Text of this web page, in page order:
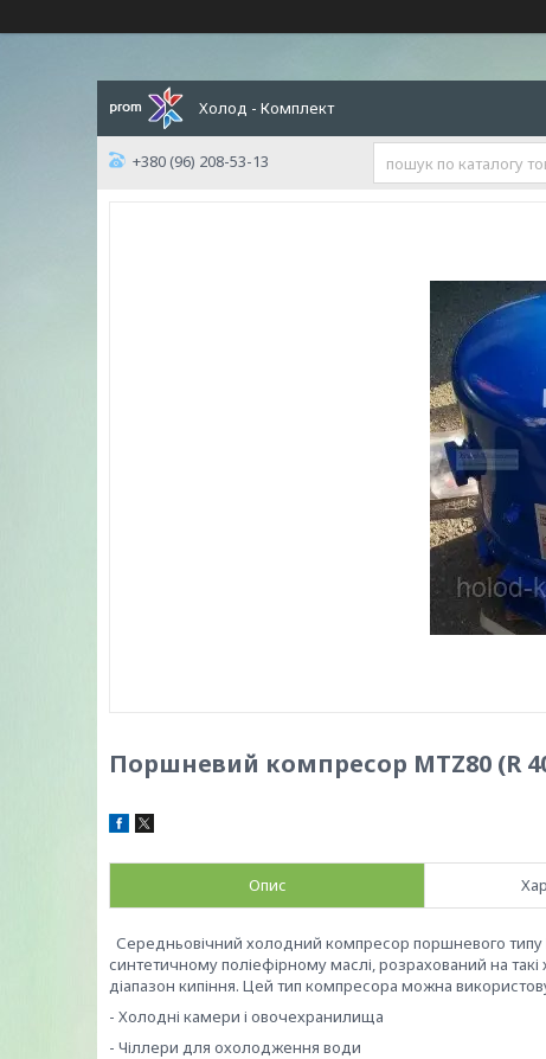
Холод - Комплект
+380 (96) 208-53-13
Поршневий компресор MTZ80 (R
Опис
Середньовічний холодний компресор поршневого
синтетичному поліефірному маслі, розрахований на
діапазон кипіння. Цей тип компресора можна
- Холодні камери і овочехранилища
- Чіллери для охолодження води